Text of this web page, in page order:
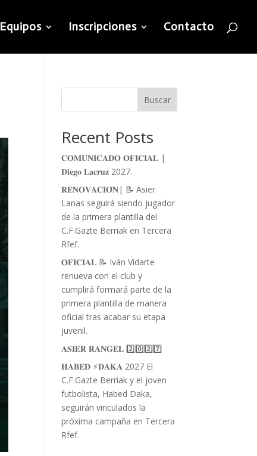
Equipos Inscripciones Contacto
Buscar
Recent Posts
𝐂𝐎𝐌𝐔𝐍𝐈𝐂𝐀𝐃𝐎 𝐎𝐅𝐈𝐂𝐈𝐀𝐋 |
𝐃𝐢𝐞𝐠𝐨 𝐋𝐚𝐜𝐫𝐮𝐳 2027.
𝐑𝐄𝐍𝐎𝐕𝐀𝐂𝐈𝐎́𝐍| 📝 Asier
Lanas seguirá siendo jugador
de la primera plantilla del
C.F.Gazte Berriak en Tercera
Rfef.
𝐎𝐅𝐈𝐂𝐈𝐀𝐋 📝 Iván Vidarte
renueva con el club y
cumplirá formará parte de la
primera plantilla de manera
oficial tras acabar su etapa
juvenil.
𝐀𝐒𝐈𝐄𝐑 𝐑𝐀𝐍𝐆𝐄𝐋 2️⃣0️⃣2️⃣7️⃣
𝐇𝐀𝐁𝐄𝐃 ⚡️𝐃𝐀𝐊𝐀 2027 El
C.F.Gazte Berriak y el joven
futbolista, Habed Daka,
seguirán vinculados la
próxima campaña en Tercera
Rfef.